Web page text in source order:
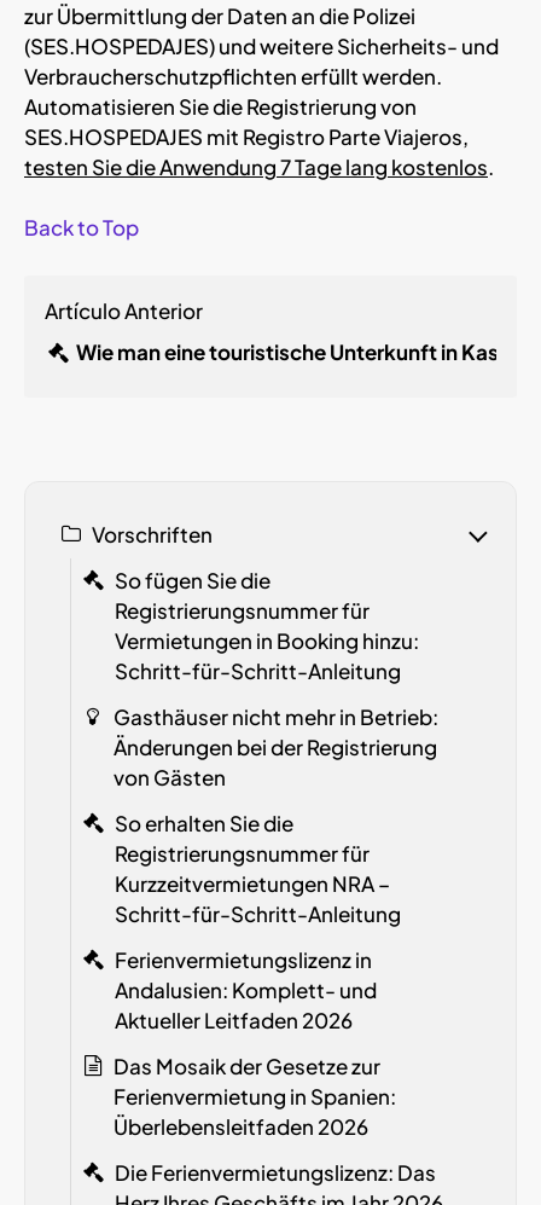
zur Übermittlung der Daten an die Polizei
(SES.HOSPEDAJES) und weitere Sicherheits- und
Verbraucherschutzpflichten erfüllt werden.
Automatisieren Sie die Registrierung von
SES.HOSPEDAJES mit Registro Parte Viajeros,
testen Sie die Anwendung 7 Tage lang kostenlos.
Back to Top
Artículo Anterior
Wie man eine touristische Unterkunft in
Vorschriften
So fügen Sie die
Registrierungsnummer für
Vermietungen in Booking hinzu:
Schritt-für-Schritt-Anleitung
Gasthäuser nicht mehr in Betrieb:
Änderungen bei der Registrierung
von Gästen
So erhalten Sie die
Registrierungsnummer für
Kurzzeitvermietungen NRA–
Schritt-für-Schritt-Anleitung
Ferienvermietungslizenz in
Andalusien: Komplett- und
Aktueller Leitfaden 2026
Das Mosaik der Gesetze zur
Ferienvermietung in Spanien:
Überlebensleitfaden 2026
Die Ferienvermietungslizenz: Das